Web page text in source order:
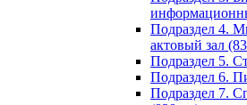
Подраздел 4.
актовый зал
Подраздел 5.
Подраздел 6.
Подраздел 7.